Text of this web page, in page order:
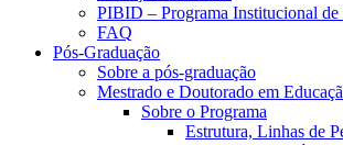
PIBID – Programa Institucional
FAQ
Pós-Graduação
Sobre a pós-graduação
Mestrado e Doutorado em
Sobre o Programa
Estrutura, Linhas de